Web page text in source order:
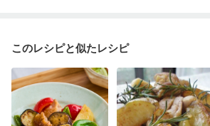
このレシピと似たレシピ